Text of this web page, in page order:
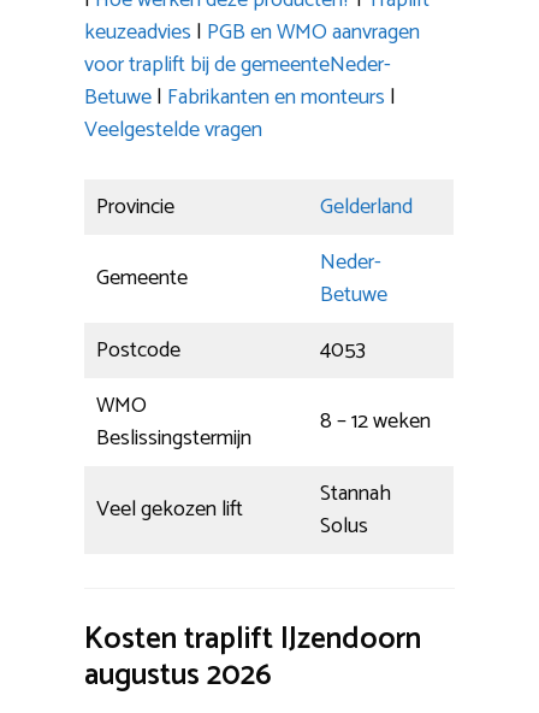
keuzeadvies | PGB en WMO aanvragen
voor traplift bij de gemeenteNeder-
Betuwe| Fabrikanten en monteurs |
Veelgestelde vragen
Provincie
Gelderland
Gemeente
Neder-
Betuwe
Postcode
4053
WMO
Beslissingstermijn
8 – 12 weken
Veel gekozen lift
Stannah
Solus
Kosten traplift IJzendoorn
augustus 2026